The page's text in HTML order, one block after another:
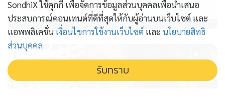
PROPERTY PERFECT -the Lake
SondhiX ใช้คุกกี้ เพื่อจัดการข้อมูลส่วนบุคคลเพื่อนำเสนอ
ประสบการณ์คอนเทนต์ที่ดีที่สุดให้กับผู้อ่านบนเว็บไซต์ และ
แอพพลิเคชั่น เงื่อนไขการใช้งานเว็บไซต์ และ นโยบายสิทธิ
ส่วนบุคคล
รับทราบ